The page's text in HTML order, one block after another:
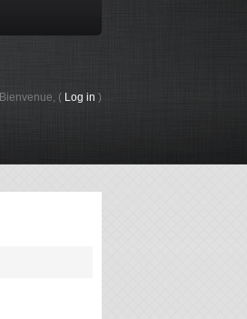
Bienvenue, ( Log in )